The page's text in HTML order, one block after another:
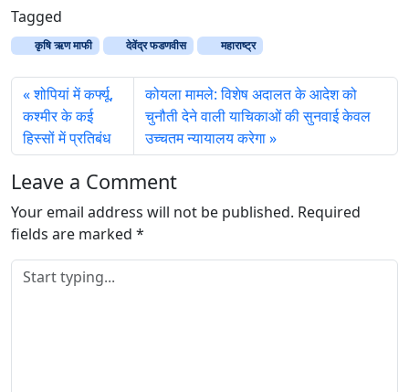
a
d
i
n
g
…
Tagged
कृषि ऋण माफी देवेंद्र फडणवीस महाराष्ट्र
शोपियां में कर्फ्यू,
कश्मीर के कई
हिस्सों में प्रतिबंध
कोयला मामले: विशेष अदालत के आदेश को
चुनौती देने वाली याचिकाओं की सुनवाई केवल
उच्चतम न्यायालय करेगा
Leave a Comment
Your email address will not be published. Required
fields are marked *